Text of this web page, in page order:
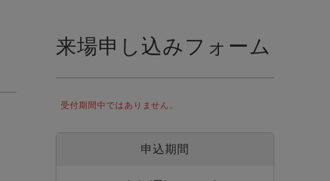
来場申し込みフォーム
受付期間中ではありません。
申込期間